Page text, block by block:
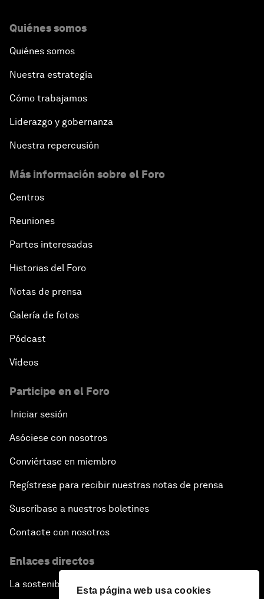
Esta página web usa cookies
Quiénes somos
Quiénes somos
Nuestra estrategia
Cómo trabajamos
Liderazgo y gobernanza
Nuestra repercusión
Más información sobre el Foro
Centros
Reuniones
Partes interesadas
Historias del Foro
Notas de prensa
Galería de fotos
Pódcast
Vídeos
Participe en el Foro
Iniciar sesión
Asóciese con nosotros
Conviértase en miembro
Regístrese para recibir nuestras notas de prensa
Suscríbase a nuestros boletines
Contacte con nosotros
Enlaces directos
La sostenibilidad en el Foro